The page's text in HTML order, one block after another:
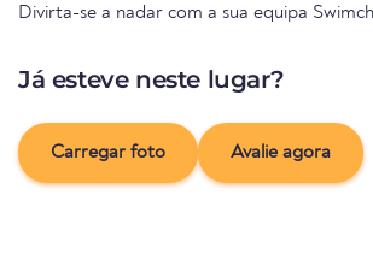
Divirta-se a nadar com a sua equipa
Já esteve neste lugar?
Carregar foto Avalie agora